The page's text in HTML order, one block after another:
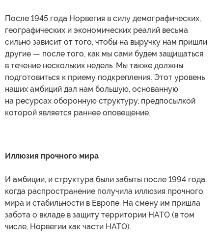
После 1945 года Норвегия в силу демографических,
географических и экономических реалий весьма
сильно зависит от того, чтобы на выручку нам пришли
другие — после того, как мы сами будем защищаться
в течение нескольких недель. Мы также должны
подготовиться к приему подкрепления. Этот уровень
наших амбиций дал нам большую, основанную
на ресурсах оборонную структуру, предпосылкой
которой является раннее оповещение.
Иллюзия прочного мира
И амбиции, и структура были забыты после 1994 года,
когда распространение получила иллюзия прочного
мира и стабильности в Европе. На смену им пришла
забота о вкладе в защиту территории НАТО (в том
числе, Норвегии как части НАТО).